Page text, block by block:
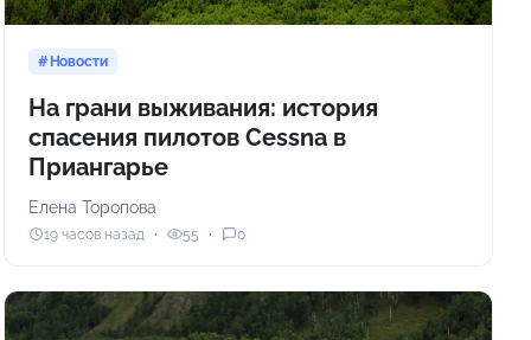
Новости
На грани выживания: история
спасения пилотов Cessna в
Приангарье
Елена Торопова
19 часов назад 55 0